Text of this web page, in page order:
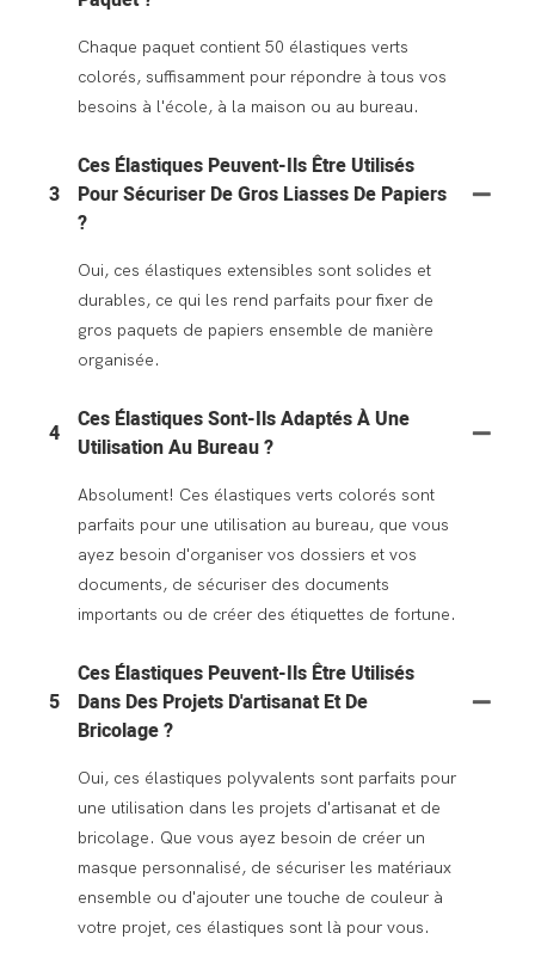
Chaque paquet contient 50 élastiques verts
colorés, suffisamment pour répondre à tous vos
besoins à l'école, à la maison ou au bureau.
3
Ces Élastiques Peuvent-Ils Être Utilisés
Pour Sécuriser De Gros Liasses De Papiers
?
Oui, ces élastiques extensibles sont solides et
durables, ce qui les rend parfaits pour fixer de
gros paquets de papiers ensemble de manière
organisée.
4
Ces Élastiques Sont-Ils Adaptés À Une
Utilisation Au Bureau ?
Absolument! Ces élastiques verts colorés sont
parfaits pour une utilisation au bureau, que vous
ayez besoin d'organiser vos dossiers et vos
documents, de sécuriser des documents
importants ou de créer des étiquettes de fortune.
5
Ces Élastiques Peuvent-Ils Être Utilisés
Dans Des Projets D'artisanat Et De
Bricolage ?
Oui, ces élastiques polyvalents sont parfaits pour
une utilisation dans les projets d'artisanat et de
bricolage. Que vous ayez besoin de créer un
masque personnalisé, de sécuriser les matériaux
ensemble ou d'ajouter une touche de couleur à
votre projet, ces élastiques sont là pour vous.